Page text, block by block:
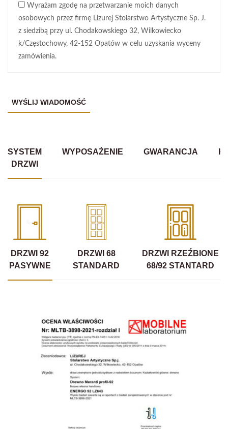
Wyrażam zgodę na przetwarzanie moich danych
osobowych przez firmę Lizurej Stolarstwo Artystyczne Sp. J.
z siedzibą przy ul. Chodakowskiego 32, Wilkowiecko
k/Częstochowy, 42-152 Opatów w celu uzyskania wyceny
zamówienia.
SYSTEM
DRZWI
WYPOSAŻENIE GWARANCJA
DRZWI 92
PASYWNE
DRZWI 68
STANDARD
DRZWI RZEŹBIONE
68/92 STANTARD